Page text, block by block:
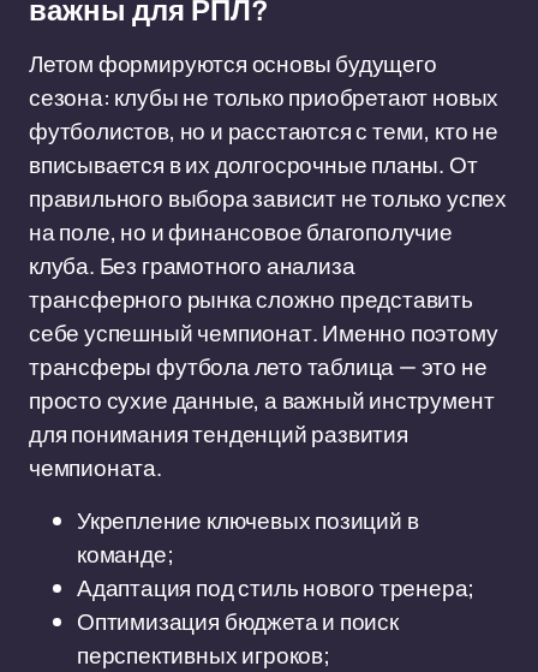
важны для РПЛ?
Летом формируются основы будущего
сезона: клубы не только приобретают новых
футболистов, но и расстаются с теми, кто не
вписывается в их долгосрочные планы. От
правильного выбора зависит не только успех
на поле, но и финансовое благополучие
клуба. Без грамотного анализа
трансферного рынка сложно представить
себе успешный чемпионат. Именно поэтому
трансферы футбола лето таблица — это не
просто сухие данные, а важный инструмент
для понимания тенденций развития
чемпионата.
Укрепление ключевых позиций в
команде;
Адаптация под стиль нового тренера;
Оптимизация бюджета и поиск
перспективных игроков;